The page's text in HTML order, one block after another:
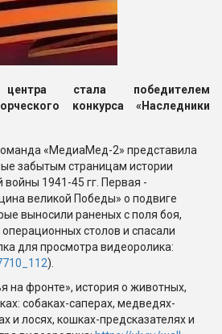
центра стала победителем
конкурса «Наследники
«МедиаМед-2» представила
забытым страницам истории
войны 1941-45 гг. Первая -
великой Победы» о подвиге
выносили раненых с поля боя,
столов и спасали
для просмотра видеоролика:
).
на фронте», история о животных,
собаках-саперах, медведях-
и лосях, кошках-предсказателях и